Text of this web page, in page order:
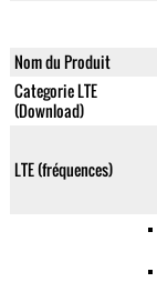
Nom du Produit
Categorie LTE
(Download)
LTE (fréquences)